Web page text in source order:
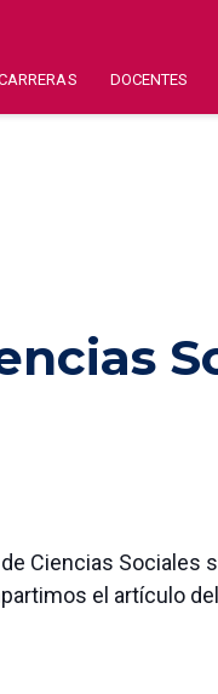
DOCENTES
Ciencias Sociales
el artículo